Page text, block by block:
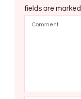
fields are marked